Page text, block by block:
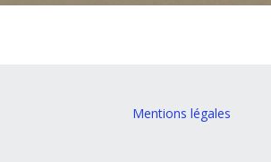
Mentions légales